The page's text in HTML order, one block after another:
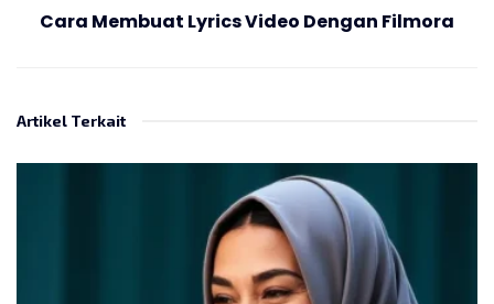
Cara Membuat Lyrics Video Dengan Filmora
Artikel Terkait